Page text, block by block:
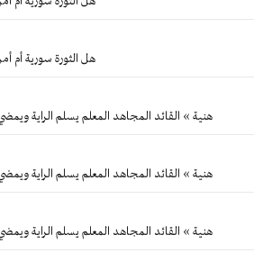
هل الثورة سورية أم
« هنية » القائد المجاهد المعلم يسلم الراية ويمضي
« هنية » القائد المجاهد المعلم يسلم الراية ويمضي
« هنية » القائد المجاهد المعلم يسلم الراية ويمضي